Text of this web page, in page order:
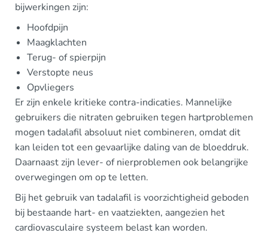
bijwerkingen zijn:
Hoofdpijn
Maagklachten
Terug- of spierpijn
Verstopte neus
Opvliegers
Er zijn enkele kritieke contra-indicaties. Mannelijke
gebruikers die nitraten gebruiken tegen hartproblemen
mogen tadalafil absoluut niet combineren, omdat dit
kan leiden tot een gevaarlijke daling van de bloeddruk.
Daarnaast zijn lever- of nierproblemen ook belangrijke
overwegingen om op te letten.
Bij het gebruik van tadalafil is voorzichtigheid geboden
bij bestaande hart- en vaatziekten, aangezien het
cardiovasculaire systeem belast kan worden.